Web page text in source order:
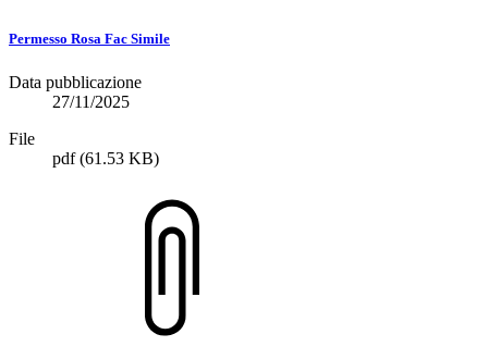
Permesso Rosa Fac Simile
Data pubblicazione
27/11/2025
File
pdf(61.53 KB)